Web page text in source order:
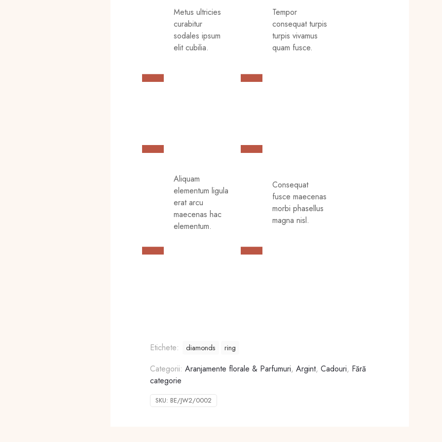
Metus ultricies
curabitur
sodales ipsum
elit cubilia.
Tempor
consequat turpis
turpis vivamus
quam fusce.
Aliquam
elementum ligula
erat arcu
maecenas hac
elementum.
Consequat
fusce maecenas
morbi phasellus
magna nisl.
Etichete: diamonds ring
Categorii: Aranjamente florale & Parfumuri, Argint, Cadouri, Fără
categorie
SKU: BE/JW2/0002